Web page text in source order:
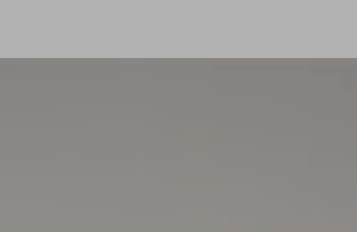
ROTATIVO